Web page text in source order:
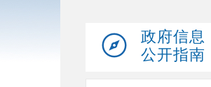
政府信息
公开指南